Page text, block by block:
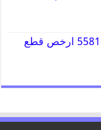
قطع غيار دودج 55818355 ارخص قطع